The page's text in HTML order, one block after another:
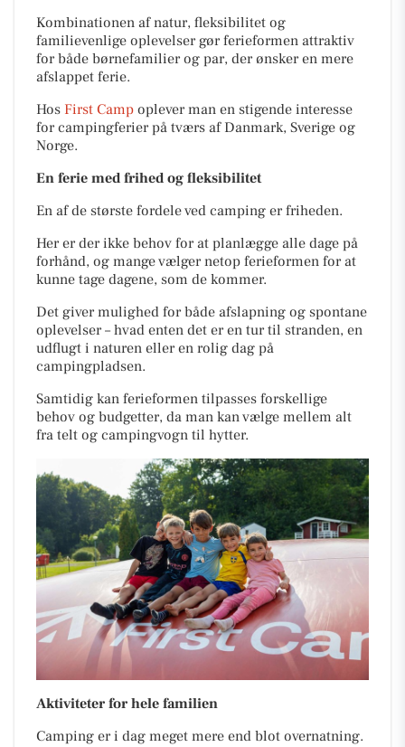
Kombinationen af natur, fleksibilitet og
familievenlige oplevelser gør ferieformen attraktiv
for både børnefamilier og par, der ønsker en mere
afslappet ferie.
Hos First Camp oplever man en stigende interesse
for campingferier på tværs af Danmark, Sverige og
Norge.
En ferie med frihed og fleksibilitet
En af de største fordele ved camping er friheden.
Her er der ikke behov for at planlægge alle dage på
forhånd, og mange vælger netop ferieformen for at
kunne tage dagene, som de kommer.
Det giver mulighed for både afslapning og spontane
oplevelser – hvad enten det er en tur til stranden, en
udflugt i naturen eller en rolig dag på
campingpladsen.
Samtidig kan ferieformen tilpasses forskellige
behov og budgetter, da man kan vælge mellem alt
fra telt og campingvogn til hytter.
Aktiviteter for hele familien
Camping er i dag meget mere end blot overnatning.